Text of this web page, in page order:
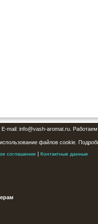
mail: info@vash-aromat.ru.
файлов cookie.
соглашение | Контактные данные